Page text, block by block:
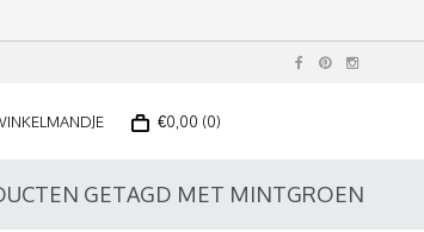
€0,00 (0)
GETAGD MET MINTGROEN